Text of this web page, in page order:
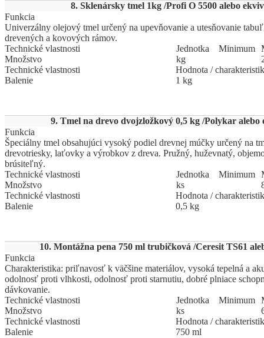
8. Sklenársky tmel 1kg /Profi O 5500 alebo
Funkcia
Univerzálny olejový tmel určený na upevňovanie a utesňovanie
drevených a kovových rámov.
Technické vlastnosti
Jed­not­ka Mi­ni­mum
Množstvo
kg
Technické vlastnosti
Hodnota /
Balenie
1 kg
9. Tmel na drevo dvojzložkový 0,5 kg /Polykar alebo
Funkcia
Špeciálny tmel obsahujúci vysoký podiel drevnej múčky určený na
drevotriesky, laťovky a výrobkov z dreva. Pružný, huževnatý,
brúsiteľný.
Technické vlastnosti
Jed­not­ka Mi­ni­mum
Množstvo
ks
Technické vlastnosti
Hodnota /
Balenie
0,5 kg
10. Montážna pena 750 ml trubičková /Ceresit TS61
Funkcia
Charakteristika: priľnavosť k väčšine materiálov, vysoká tepelná a
odolnosť proti vlhkosti, odolnosť proti starnutiu, dobré plniace
dávkovanie.
Technické vlastnosti
Jed­not­ka Mi­ni­mum
Množstvo
ks
Technické vlastnosti
Hodnota /
Balenie
750 ml